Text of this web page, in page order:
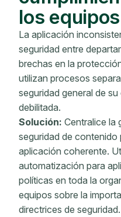
los equipos
La aplicación
seguridad entre
brechas en la
utilizan procesos
seguridad general de
debilitada.
Solución: Centralice la
seguridad de contenido
aplicación coherente.
automatización para
políticas en toda la
equipos sobre la
directrices de seguridad.